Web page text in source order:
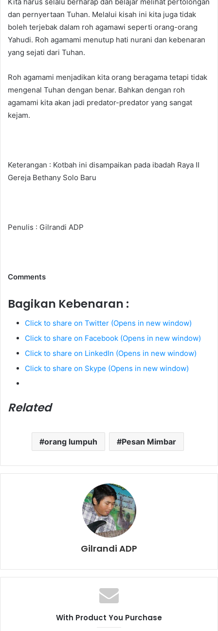
dan pernyertaan Tuhan. Melalui kisah ini kita juga tidak
boleh terjebak dalam roh agamawi seperti orang-orang
Yahudi. Roh agamami menutup hati nurani dan kebenaran
yang sejati dari Tuhan.
Roh agamami menjadikan kita orang beragama tetapi tidak
mengenal Tuhan dengan benar. Bahkan dengan roh
agamami kita akan jadi predator-predator yang sangat
kejam.
Keterangan : Kotbah ini disampaikan pada ibadah Raya II
Gereja Bethany Solo Baru
Penulis : Gilrandi ADP
Comments
Bagikan Kebenaran :
Click to share on Twitter (Opens in new window)
Click to share on Facebook (Opens in new window)
Click to share on LinkedIn (Opens in new window)
Click to share on Skype (Opens in new window)
Related
orang lumpuh Pesan Mimbar
Gilrandi ADP
With Product You Purchase